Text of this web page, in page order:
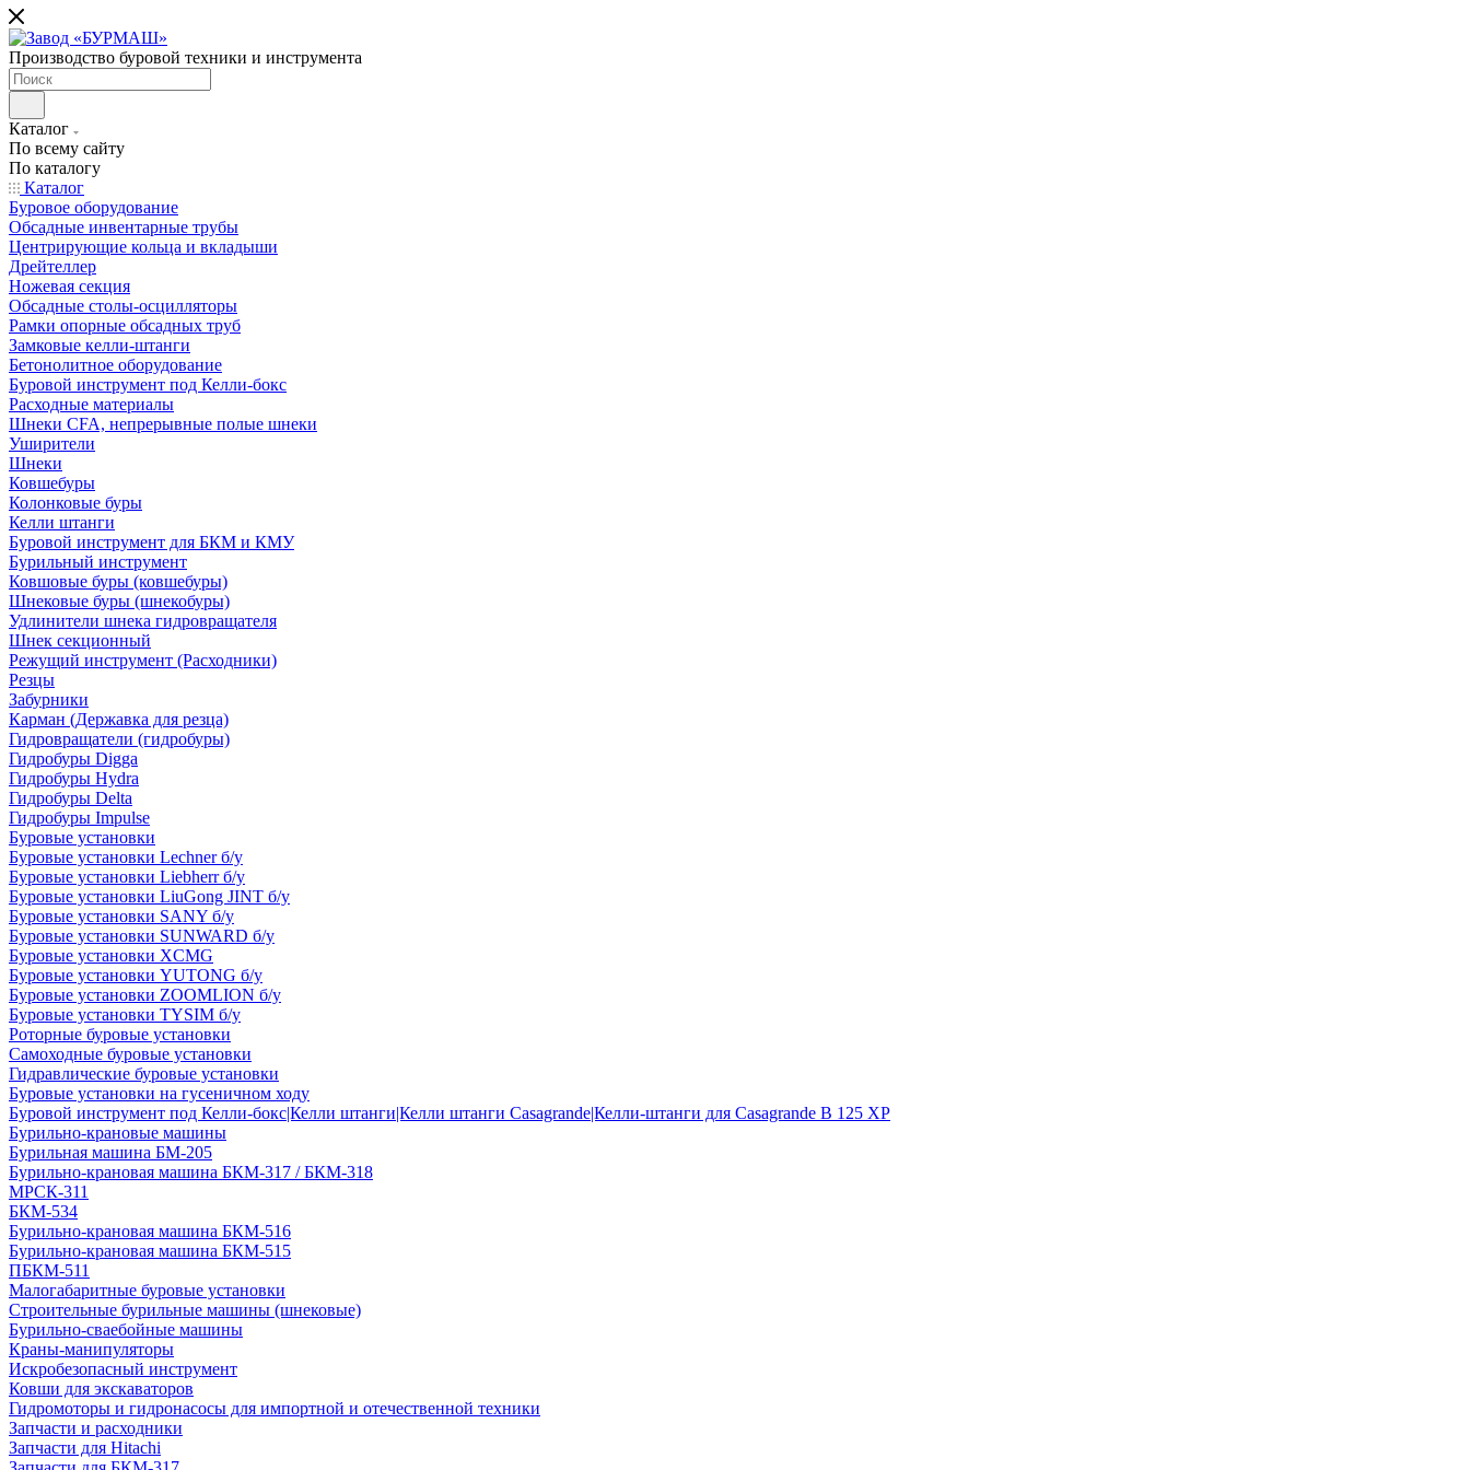
Производство буровой техники и инструмента
Каталог
По всему сайту
По каталогу
Каталог
Буровое оборудование
Обсадные инвентарные трубы
Центрирующие кольца и вкладыши
Дрейтеллер
Ножевая секция
Обсадные столы-осцилляторы
Рамки опорные обсадных труб
Замковые келли-штанги
Бетонолитное оборудование
Буровой инструмент под Келли-бокс
Расходные материалы
Шнеки CFA, непрерывные полые шнеки
Уширители
Шнеки
Ковшебуры
Колонковые буры
Келли штанги
Буровой инструмент для БКМ и КМУ
Бурильный инструмент
Ковшовые буры (ковшебуры)
Шнековые буры (шнекобуры)
Удлинители шнека гидровращателя
Шнек секционный
Режущий инструмент (Расходники)
Резцы
Забурники
Карман (Державка для резца)
Гидровращатели (гидробуры)
Гидробуры Digga
Гидробуры Hydra
Гидробуры Delta
Гидробуры Impulse
Буровые установки
Буровые установки Lechner б/у
Буровые установки Liebherr б/у
Буровые установки LiuGong JINT б/у
Буровые установки SANY б/у
Буровые установки SUNWARD б/у
Буровые установки XCMG
Буровые установки YUTONG б/у
Буровые установки ZOOMLION б/у
Буровые установки TYSIM б/у
Роторные буровые установки
Самоходные буровые установки
Гидравлические буровые установки
Буровые установки на гусеничном ходу
Буровой инструмент под Келли-бокс|Келли штанги|Келли штанги Casagrande|Келли-штанги для Casagrande B 125 XP
Бурильно-крановые машины
Бурильная машина БМ-205
Бурильно-крановая машина БКМ-317 / БКМ-318
МРСК-311
БКМ-534
Бурильно-крановая машина БКМ-516
Бурильно-крановая машина БКМ-515
ПБКМ-511
Малогабаритные буровые установки
Строительные бурильные машины (шнековые)
Бурильно-сваебойные машины
Краны-манипуляторы
Искробезопасный инструмент
Ковши для экскаваторов
Гидромоторы и гидронасосы для импортной и отечественной техники
Запчасти и расходники
Запчасти для Hitachi